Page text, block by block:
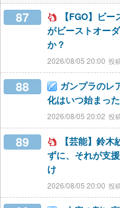
87
【FGO】ビ
がビーストオー
か？
2026/08/05 20:00
88
ガンプラのレ
化はいつ始まっ
2026/08/05 20:02
89
【芸能】鈴
ずに、それが支
け
2026/08/05 20:00